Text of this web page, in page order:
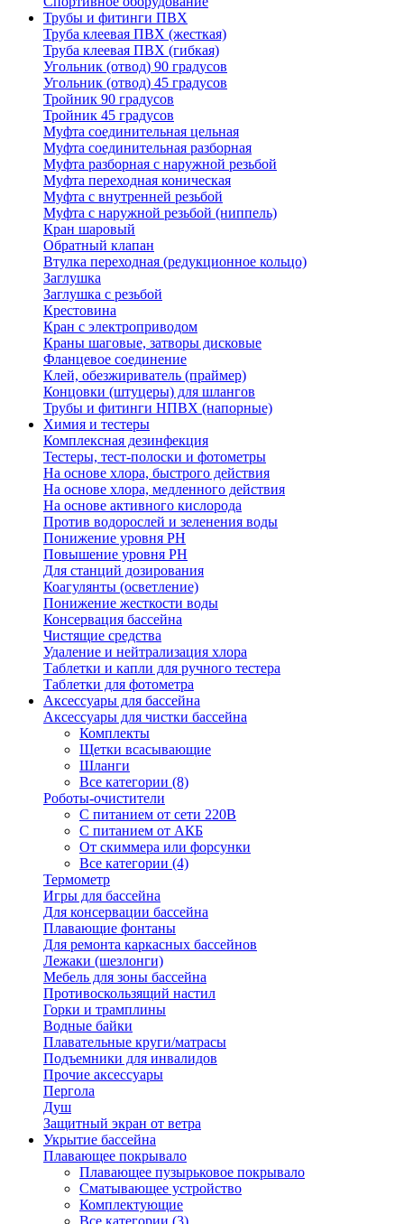
Трубы и фитинги ПВХ
Труба клеевая ПВХ (жесткая)
Труба клеевая ПВХ (гибкая)
Угольник (отвод) 90 градусов
Угольник (отвод) 45 градусов
Тройник 90 градусов
Тройник 45 градусов
Муфта соединительная цельная
Муфта соединительная разборная
Муфта разборная с наружной резьбой
Муфта переходная коническая
Муфта с внутренней резьбой
Муфта с наружной резьбой (ниппель)
Кран шаровый
Обратный клапан
Втулка переходная (редукционное кольцо)
Заглушка
Заглушка с резьбой
Крестовина
Кран с электроприводом
Краны шаговые, затворы дисковые
Фланцевое соединение
Клей, обезжириватель (праймер)
Концовки (штуцеры) для шлангов
Трубы и фитинги НПВХ (напорные)
Химия и тестеры
Комплексная дезинфекция
Тестеры, тест-полоски и фотометры
На основе хлора, быстрого действия
На основе хлора, медленного действия
На основе активного кислорода
Против водорослей и зеленения воды
Понижение уровня РН
Повышение уровня РН
Для станций дозирования
Коагулянты (осветление)
Понижение жесткости воды
Консервация бассейна
Чистящие средства
Удаление и нейтрализация хлора
Таблетки и капли для ручного тестера
Таблетки для фотометра
Аксессуары для бассейна
Аксессуары для чистки бассейна
Комплекты
Щетки всасывающие
Шланги
Все категории (8)
Роботы-очистители
С питанием от сети 220В
С питанием от АКБ
От скиммера или форсунки
Все категории (4)
Термометр
Игры для бассейна
Для консервации бассейна
Плавающие фонтаны
Для ремонта каркасных бассейнов
Лежаки (шезлонги)
Мебель для зоны бассейна
Противоскользящий настил
Горки и трамплины
Водные байки
Плавательные круги/матрасы
Подъемники для инвалидов
Прочие аксессуары
Пергола
Душ
Защитный экран от ветра
Укрытие бассейна
Плавающее покрывало
Плавающее пузырьковое покрывало
Сматывающее устройство
Комплектующие
Все категории (3)